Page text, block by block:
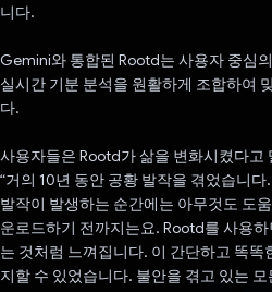
니다.
Gemini와 통합된 Rootd는 사용자 중심
실시간 기분 분석을 원활하게 조합하여
다.
사용자들은 Rootd가 삶을 변화시켰다고
“거의 10년 동안 공황 발작을 겪었습니
발작이 발생하는 순간에는 아무것도 도
운로드하기 전까지는요. Rootd를 사용
는 것처럼 느껴집니다. 이 간단하고 똑똑
지할 수 있었습니다. 불안을 겪고 있는